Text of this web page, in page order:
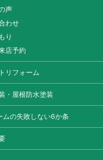
声
わせ
り
店予約
リフォーム
・屋根防水塗装
ムの失敗しない6か条